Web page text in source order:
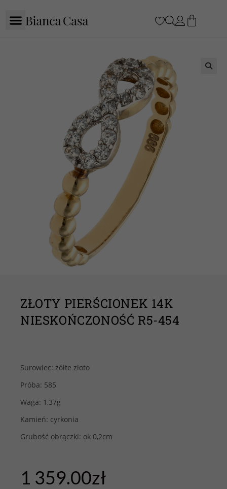
ZŁOTY PIERŚCIONEK 14K
NIESKOŃCZONOŚĆ R5-454
Surowiec: żółte złoto
Próba: 585
Waga: 1,37g
Kamień: cyrkonia
Grubość obrączki: ok 0,2cm
1 359.00zł